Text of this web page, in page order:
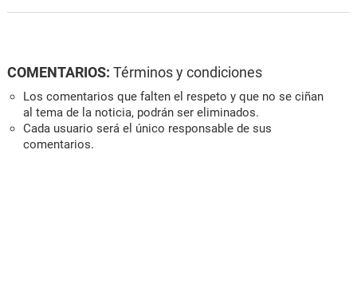
COMENTARIOS: Términos y condiciones
Los comentarios que falten el respeto y que no se ciñan
al tema de la noticia, podrán ser eliminados.
Cada usuario será el único responsable de sus
comentarios.